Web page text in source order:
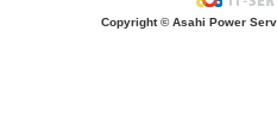
ちけっと作ろう〜！Copyright © Asahi Power